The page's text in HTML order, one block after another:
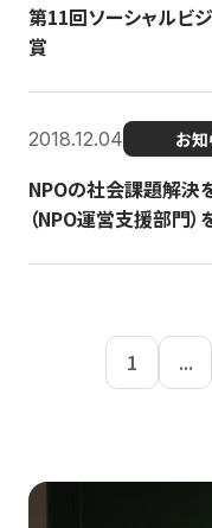
第11回ソーシャルビ
賞
2018.12.04 お知
NPOの社会課題解決
（NPO運営支援部門）
1 ...